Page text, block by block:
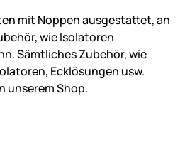
mit Noppen ausgestattet, an
wie Isolatoren
Sämtliches Zubehör, wie
Ecklösungen usw.
unserem Shop.